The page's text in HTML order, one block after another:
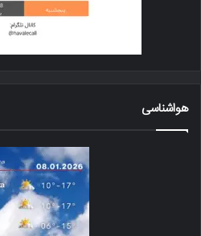
هواشناسی